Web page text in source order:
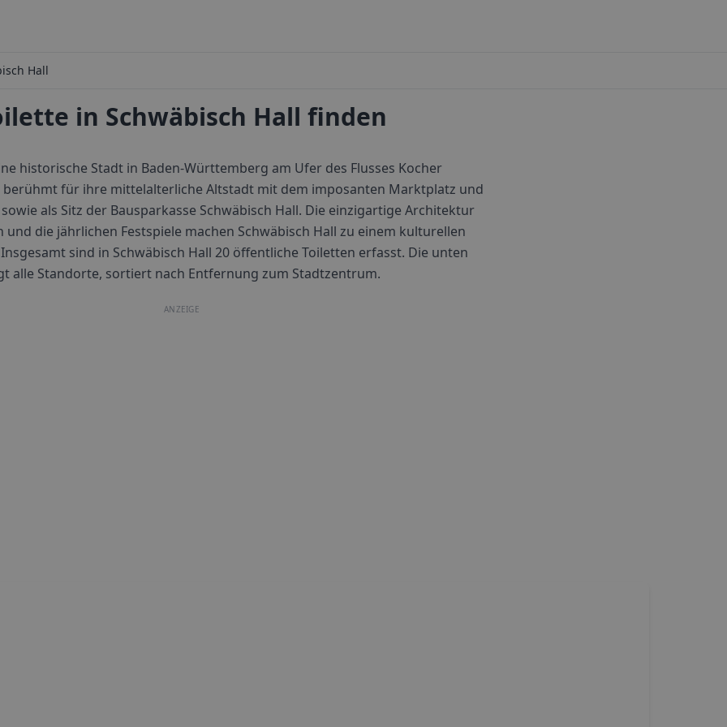
Hall
in Schwäbisch Hall finden
historische Stadt in Baden-Württemberg am Ufer des Flusses Kocher
berühmt für ihre mittelalterliche Altstadt mit dem imposanten Marktplatz und
als Sitz der Bausparkasse Schwäbisch Hall. Die einzigartige Architektur
und die jährlichen Festspiele machen Schwäbisch Hall zu einem kulturellen
Insgesamt sind in Schwäbisch Hall 20 öffentliche Toiletten erfasst. Die unten
alle Standorte, sortiert nach Entfernung zum Stadtzentrum.
ANZEIGE